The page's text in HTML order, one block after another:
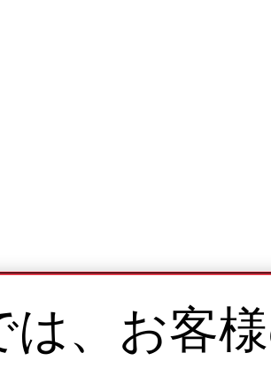
は、お客